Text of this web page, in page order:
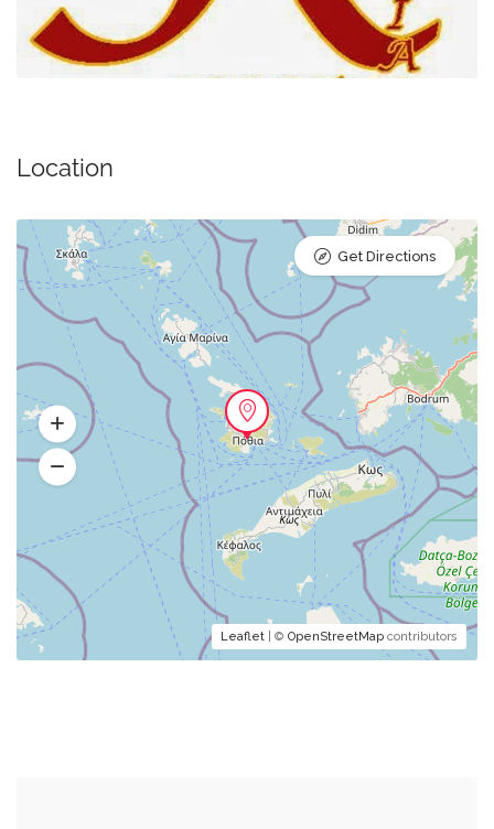
Location
Leaflet | © OpenStreetMap contributors
Get Directions